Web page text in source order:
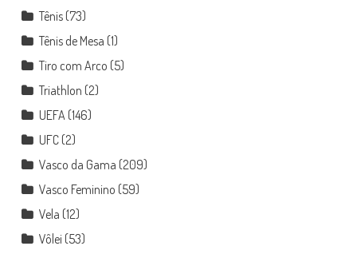
Tênis(73)
Tênis de Mesa (1)
Tiro com Arco (5)
Triathlon (2)
UEFA (146)
UFC(2)
Vasco da Gama (209)
Vasco Feminino (59)
Vela (12)
Vôlei (53)